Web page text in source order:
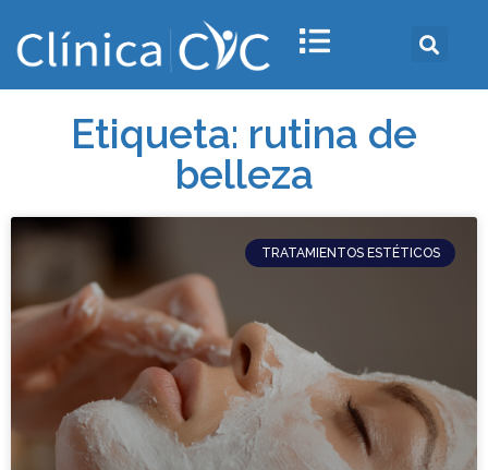
Etiqueta: rutina de
belleza
TRATAMIENTOS ESTÉTICOS